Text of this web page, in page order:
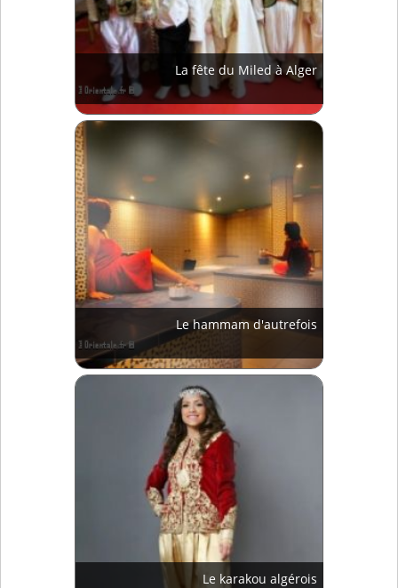
La fête du Miled à Alger
Le hammam d'autrefois
Le karakou algérois